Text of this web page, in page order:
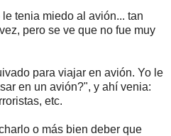
tenia miedo al avión... tan
pero se ve que no fue muy
para viajar en avión. Yo le
en un avión?", y ahí venia:
etc.
o más bien deber que